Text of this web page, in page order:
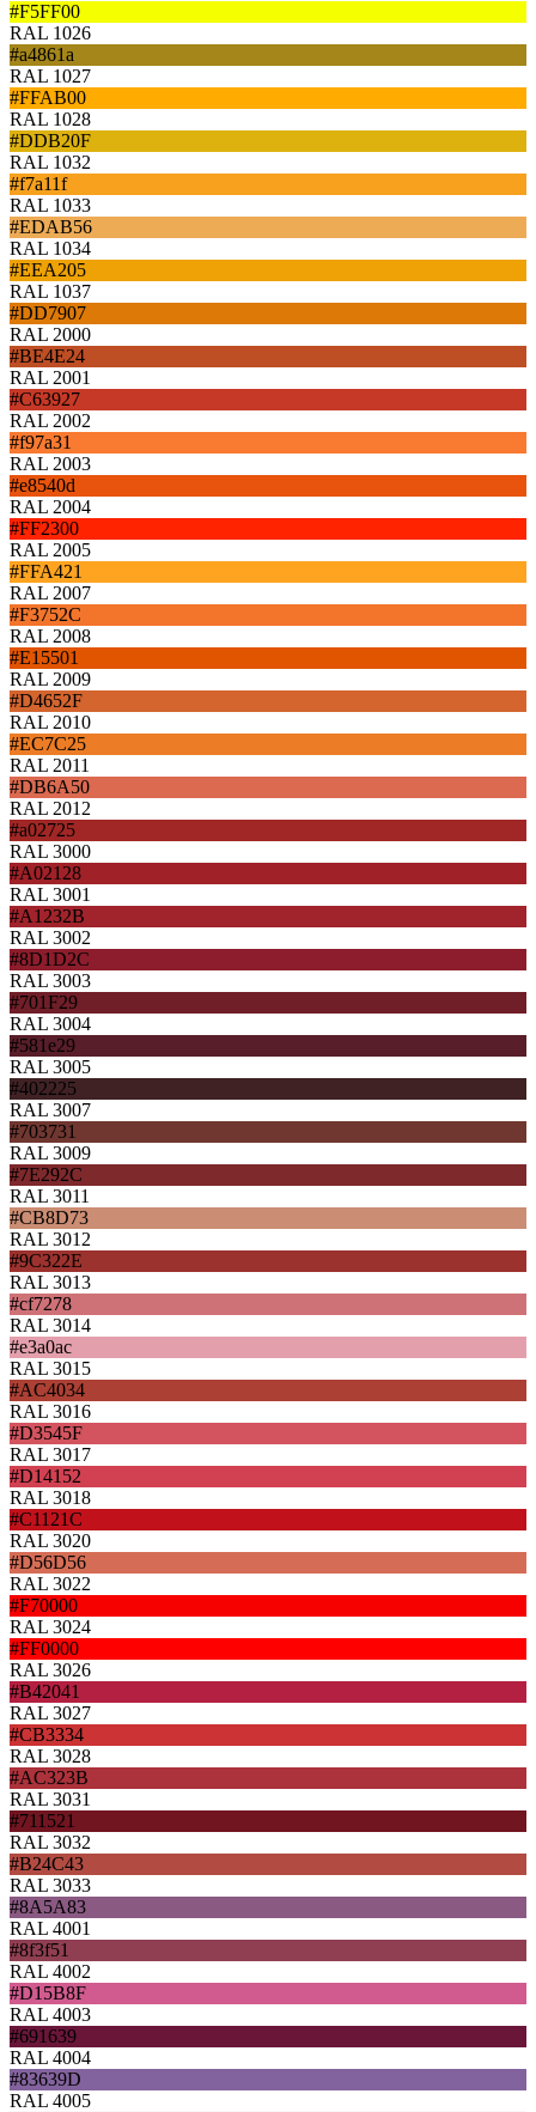
#F5FF00
RAL 1026
#a4861a
RAL 1027
#FFAB00
RAL 1028
#DDB20F
RAL 1032
#f7a11f
RAL 1033
#EDAB56
RAL 1034
#EEA205
RAL 1037
#DD7907
RAL 2000
#BE4E24
RAL 2001
#C63927
RAL 2002
#f97a31
RAL 2003
#e8540d
RAL 2004
#FF2300
RAL 2005
#FFA421
RAL 2007
#F3752C
RAL 2008
#E15501
RAL 2009
#D4652F
RAL 2010
#EC7C25
RAL 2011
#DB6A50
RAL 2012
#a02725
RAL 3000
#A02128
RAL 3001
#A1232B
RAL 3002
#8D1D2C
RAL 3003
#701F29
RAL 3004
#581e29
RAL 3005
#402225
RAL 3007
#703731
RAL 3009
#7E292C
RAL 3011
#CB8D73
RAL 3012
#9C322E
RAL 3013
#cf7278
RAL 3014
#e3a0ac
RAL 3015
#AC4034
RAL 3016
#D3545F
RAL 3017
#D14152
RAL 3018
#C1121C
RAL 3020
#D56D56
RAL 3022
#F70000
RAL 3024
#FF0000
RAL 3026
#B42041
RAL 3027
#CB3334
RAL 3028
#AC323B
RAL 3031
#711521
RAL 3032
#B24C43
RAL 3033
#8A5A83
RAL 4001
#8f3f51
RAL 4002
#D15B8F
RAL 4003
#691639
RAL 4004
#83639D
RAL 4005